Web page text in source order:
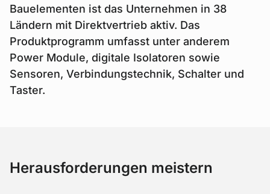
Bauelementen ist das Unternehmen in 38
Ländern mit Direktvertrieb aktiv. Das
Produktprogramm umfasst unter anderem
Power Module, digitale Isolatoren sowie
Sensoren, Verbindungstechnik, Schalter und
Taster.
Herausforderungen meistern